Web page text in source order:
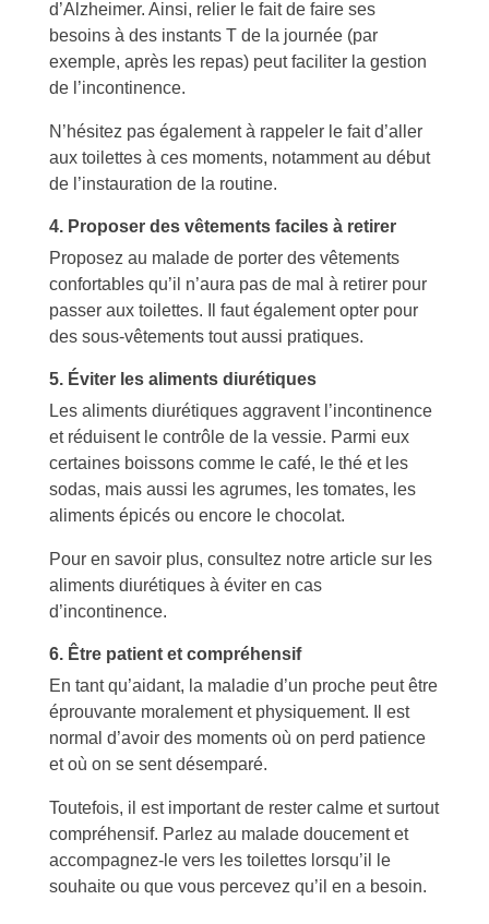
d’Alzheimer. Ainsi, relier le fait de faire ses
besoins à des instants T de la journée (par
exemple, après les repas) peut faciliter la gestion
de l’incontinence.
N’hésitez pas également à rappeler le fait d’aller
aux toilettes à ces moments, notamment au début
de l’instauration de la routine.
4. Proposer des vêtements faciles à retirer
Proposez au malade de porter des vêtements
confortables qu’il n’aura pas de mal à retirer pour
passer aux toilettes. Il faut également opter pour
des sous-vêtements tout aussi pratiques.
5. Éviter les aliments diurétiques
Les aliments diurétiques aggravent l’incontinence
et réduisent le contrôle de la vessie. Parmi eux
certaines boissons comme le café, le thé et les
sodas, mais aussi les agrumes, les tomates, les
aliments épicés ou encore le chocolat.
Pour en savoir plus, consultez notre article sur les
aliments diurétiques à éviter en cas
d’incontinence.
6. Être patient et compréhensif
En tant qu’aidant, la maladie d’un proche peut être
éprouvante moralement et physiquement. Il est
normal d’avoir des moments où on perd patience
et où on se sent désemparé.
Toutefois, il est important de rester calme et surtout
compréhensif. Parlez au malade doucement et
accompagnez-le vers les toilettes lorsqu’il le
souhaite ou que vous percevez qu’il en a besoin.